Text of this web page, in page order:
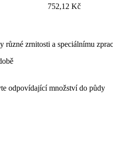
752,12 Kč
zrnitosti a speciálnímu
odpovídající množství do půdy